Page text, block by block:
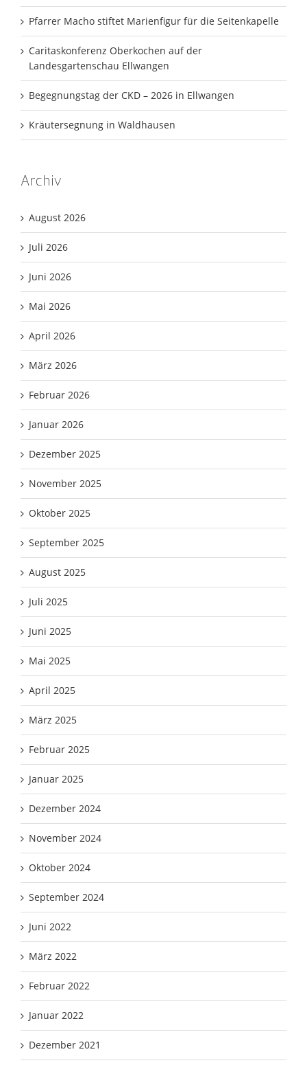
Pfarrer Macho stiftet Marienfigur für die Seitenkapelle
Caritaskonferenz Oberkochen auf der
Landesgartenschau Ellwangen
Begegnungstag der CKD – 2026 in Ellwangen
Kräutersegnung in Waldhausen
Archiv
August 2026
Juli 2026
Juni 2026
Mai 2026
April 2026
März 2026
Februar 2026
Januar 2026
Dezember 2025
November 2025
Oktober 2025
September 2025
August 2025
Juli 2025
Juni 2025
Mai 2025
April 2025
März 2025
Februar 2025
Januar 2025
Dezember 2024
November 2024
Oktober 2024
September 2024
Juni 2022
März 2022
Februar 2022
Januar 2022
Dezember 2021